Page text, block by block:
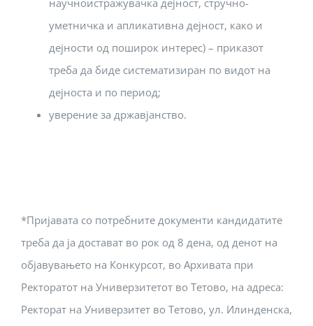
научноистражувачка дејност, стручно-
уметничка и апликативна дејност, како и
дејности од поширок интерес) – приказот
треба да биде систематизиран по видот на
дејноста и по период;
уверение за државјанство.
*Пријавата со потребните документи кандидатите
треба да ја достават во рок од 8 дена, од денот на
објавувањето на Конкурсот, во Архивата при
Ректоратот на Универзитетот во Тетово, на адреса:
Ректорат на Универзитет во Тетово, ул. Илинденска,